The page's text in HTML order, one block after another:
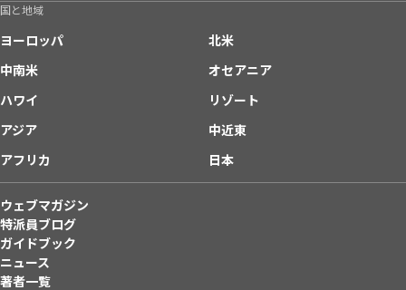
国と地域
ヨーロッパ
北米
中南米
オセアニア
ハワイ
リゾート
アジア
中近東
アフリカ
日本
ウェブマガジン
特派員ブログ
ガイドブック
ニュース
著者一覧